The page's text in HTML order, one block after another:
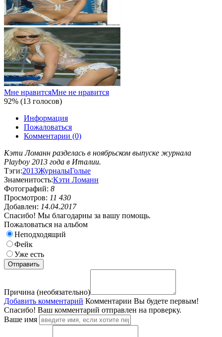
Мне нравитсяМне не нравится
92% (13 голосов)
Информация
Пожаловаться
Комментарии (0)
Кэти Ломанн разделась в ноябрьском выпуске журнала
Playboy 2013 года в Италии.
Тэги:2013ЖурналыГолые
Знаменитость:Кэти Ломанн
Фотографий: 8
Просмотров: 11 430
Добавлен: 14.04.2017
Спасибо! Мы благодарны за вашу помощь.
Пожаловаться на альбом
Неподходящий
Фейк
Уже есть
Причина (необязательно)
Добавить комментарий Комментарии Вы будете первым!
Спасибо! Ваш комментарий отправлен на проверку.
Ваше имя